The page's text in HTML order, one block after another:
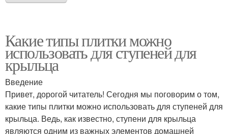
Какие типы плитки можно
использовать для ступеней для
крыльца
Введение
Привет, дорогой читатель! Сегодня мы поговорим о том,
какие типы плитки можно использовать для ступеней для
крыльца. Ведь, как известно, ступени для крыльца
являются одним из важных элементов домашней